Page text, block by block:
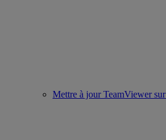
Mettre à jour TeamViewer